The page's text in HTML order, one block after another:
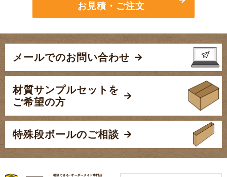
お見積・ご注文
メールでのお問い合わせ
材質サンプルセットを
ご希望の方
特殊段ボールのご相談